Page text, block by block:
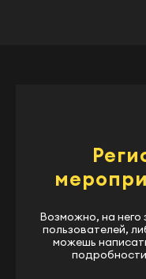
Возможно, на него
пользователей,
можешь